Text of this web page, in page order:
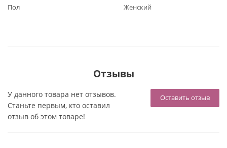
Пол
Женский
Отзывы
Оставить отзыв
У данного товара нет отзывов.
Станьте первым, кто оставил
отзыв об этом товаре!